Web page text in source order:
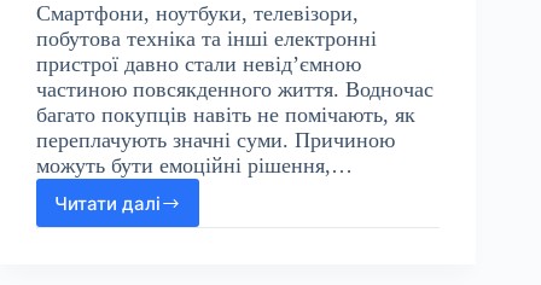
Смартфони, ноутбуки, телевізори,
побутова техніка та інші електронні
пристрої давно стали невід’ємною
частиною повсякденного життя. Водночас
багато покупців навіть не помічають, як
переплачують значні суми. Причиною
можуть бути емоційні рішення,…
Читати далі
Чому
люди